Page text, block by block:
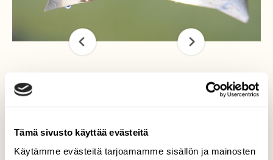
Tämä sivusto käyttää evästeitä
Käytämme evästeitä tarjoamamme sisällön ja mainosten
Aurinkoahven Paimiossa
Aurinkoahven (Lepomis gibbosus) tarttui
mato-onkeen kiinnitettyyn heinäsirkkaan
paimiolaisella sorakuoppalammella 18.6. ja